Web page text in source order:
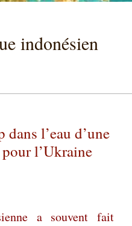
indonésien
l’eau d’une
l’Ukraine
a souvent fait